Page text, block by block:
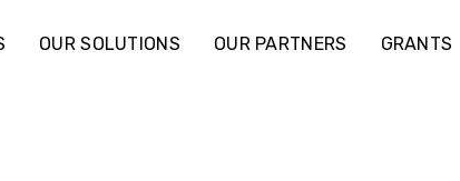
OUR SOLUTIONS OUR PARTNERS GRANTS